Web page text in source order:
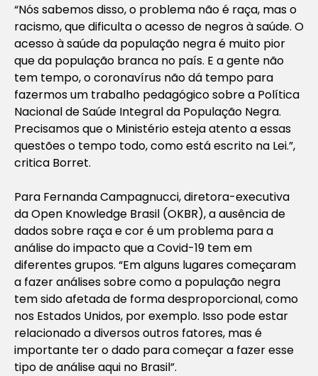
“Nós sabemos disso, o problema não é raça, mas o
racismo, que dificulta o acesso de negros à saúde. O
acesso à saúde da população negra é muito pior
que da população branca no país. E a gente não
tem tempo, o coronavírus não dá tempo para
fazermos um trabalho pedagógico sobre a Política
Nacional de Saúde Integral da População Negra.
Precisamos que o Ministério esteja atento a essas
questões o tempo todo, como está escrito na Lei.”,
critica Borret.
Para Fernanda Campagnucci, diretora-executiva
da Open Knowledge Brasil (OKBR), a ausência de
dados sobre raça e cor é um problema para a
análise do impacto que a Covid-19 tem em
diferentes grupos. “Em alguns lugares começaram
a fazer análises sobre como a população negra
tem sido afetada de forma desproporcional, como
nos Estados Unidos, por exemplo. Isso pode estar
relacionado a diversos outros fatores, mas é
importante ter o dado para começar a fazer esse
tipo de análise aqui no Brasil”.